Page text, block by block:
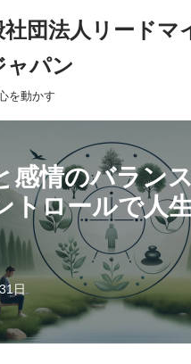
社団法人リードマ
ャパン
を動かす
感情のバラン
トロールで人
日